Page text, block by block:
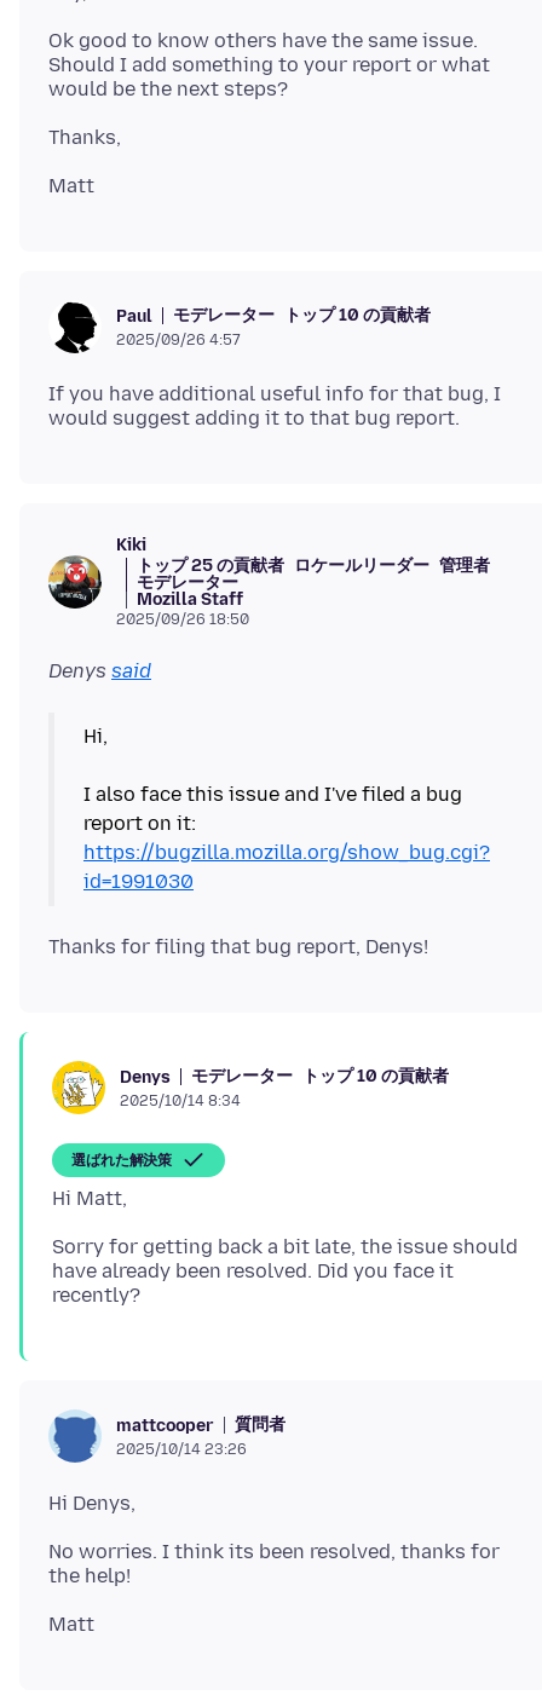
Ok good to know others have the same issue.
Should I add something to your report or what
Paul モデレーター トップ 10 の貢献者
2025/09/26 4:57
If you have additional useful info for that bug, I
Kiki
トップ 25 の貢献者 ロケールリーダー 管理者
モデレーター
Mozilla Staff
2025/09/26 18:50
Denys said
Hi,
I also face this issue and I've filed a bug
report on it:
https://bugzilla.mozilla.org/show_bug.cgi?
id=1991030
Denys モデレーター トップ 10 の貢献者
2025/10/14 8:34
選ばれた解決策
Sorry for getting back a bit late, the issue should
have already been resolved. Did you face it
mattcooper 質問者
2025/10/14 23:26
No worries. I think its been resolved, thanks for